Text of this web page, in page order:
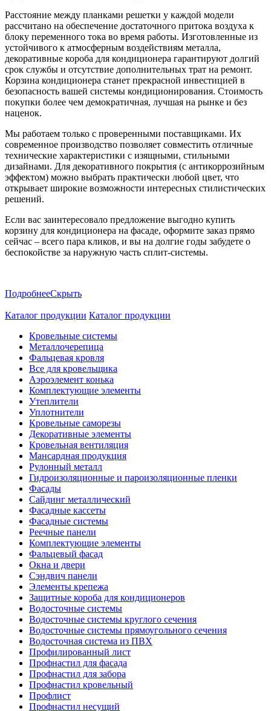
Расстояние между планками решетки у каждой модели
рассчитано на обеспечение достаточного притока воздуха к
блоку переменного тока во время работы. Изготовленные из
устойчивого к атмосферным воздействиям металла,
декоративные короба для кондиционера гарантируют долгий
срок службы и отсутствие дополнительных трат на ремонт.
Корзина кондиционера станет прекрасной инвестицией в
безопасность вашей системы кондиционирования. Стоимость
покупки более чем демократичная, лучшая на рынке и без
наценок.
Мы работаем только с проверенными поставщиками. Их
современное производство позволяет совместить отличные
технические характеристики с изящными, стильными
дизайнами. Для декоративного покрытия (с антикоррозийным
эффектом) можно выбрать практически любой цвет, что
открывает широкие возможности интересных стилистических
решений.
Если вас заинтересовало предложение выгодно купить
корзину для кондиционера на фасаде, оформите заказ прямо
сейчас – всего пара кликов, и вы на долгие годы забудете о
беспокойстве за наружную часть сплит-системы.
ПодробнееСкрыть
Каталог продукции Каталог продукции
Кровельные системы
Металлочерепица
Фальцевая кровля
Все для кровельщика
Аэроэлемент конька
Комплектующие элементы
Утеплители
Уплотнители
Кровельные саморезы
Декоративные элементы
Кровельная вентиляция
Мансардная продукция
Рулонный металл
Гидроизоляционные и пароизоляционные пленки
Фасады
Сайдинг металлический
Фасадные кассеты
Фасадные системы
Реечные панели
Комплектующие элементы
Фальцевый фасад
Окна и двери
Сэндвич панели
Элементы крепежа
Защитные короба для кондиционеров
Водосточные системы
Водосточные системы круглого сечения
Водосточные системы прямоугольного сечения
Водосточная система из ПВХ
Профилированный лист
Профнастил для фасада
Профнастил для забора
Профнастил кровельный
Профлист
Профнастил несущий